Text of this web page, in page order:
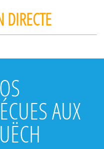
DIRECTE
AUX